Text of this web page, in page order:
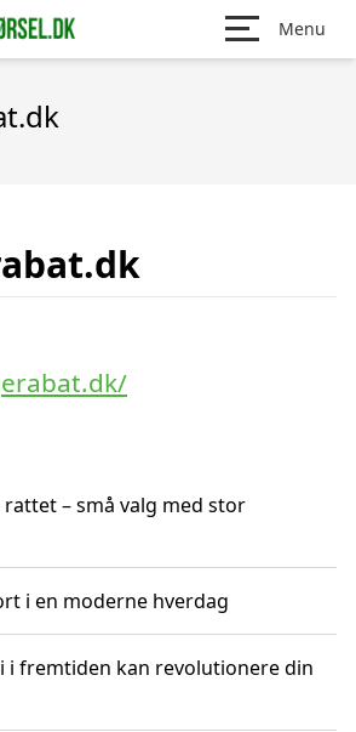
Menu
– små valg med stor
i en moderne hverdag
i fremtiden kan revolutionere din